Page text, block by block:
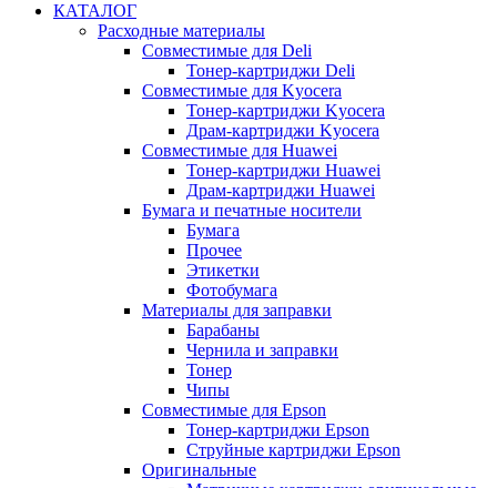
КАТАЛОГ
Расходные материалы
Совместимые для Deli
Тонер-картриджи Deli
Совместимые для Kyocera
Тонер-картриджи Kyocera
Драм-картриджи Kyocera
Совместимые для Huawei
Тонер-картриджи Huawei
Драм-картриджи Huawei
Бумага и печатные носители
Бумага
Прочее
Этикетки
Фотобумага
Материалы для заправки
Барабаны
Чернила и заправки
Тонер
Чипы
Совместимые для Epson
Тонер-картриджи Epson
Струйные картриджи Epson
Оригинальные